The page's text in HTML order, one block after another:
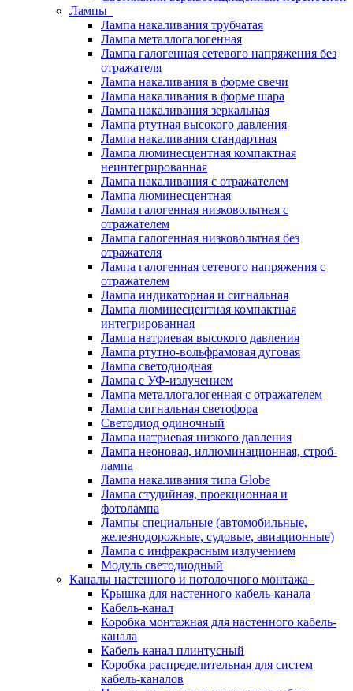
Лампы
Лампа накаливания трубчатая
Лампа металлогалогенная
Лампа галогенная сетевого напряжения без
отражателя
Лампа накаливания в форме свечи
Лампа накаливания в форме шара
Лампа накаливания зеркальная
Лампа ртутная высокого давления
Лампа накаливания стандартная
Лампа люминесцентная компактная
неинтегрированная
Лампа накаливания с отражателем
Лампа люминесцентная
Лампа галогенная низковольтная с
отражателем
Лампа галогенная низковольтная без
отражателя
Лампа галогенная сетевого напряжения с
отражателем
Лампа индикаторная и сигнальная
Лампа люминесцентная компактная
интегрированная
Лампа натриевая высокого давления
Лампа ртутно-вольфрамовая дуговая
Лампа светодиодная
Лампа с УФ-излучением
Лампа металлогалогенная с отражателем
Лампа сигнальная светофора
Светодиод одиночный
Лампа натриевая низкого давления
Лампа неоновая, иллюминационная, строб-
лампа
Лампа накаливания типа Globe
Лампа студийная, проекционная и
фотолампа
Лампы специальные (автомобильные,
железнодорожные, судовые, авиационные)
Лампа с инфракрасным излучением
Модуль светодиодный
Каналы настенного и потолочного монтажа
Крышка для настенного кабель-канала
Кабель-канал
Коробка монтажная для настенного кабель-
канала
Кабель-канал плинтусный
Коробка распределительная для систем
кабель-каналов